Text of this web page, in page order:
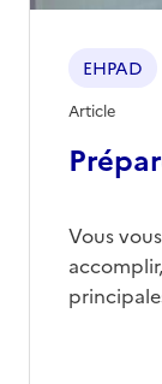
EHPAD
Article
Vous